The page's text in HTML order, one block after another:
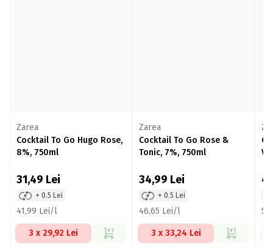
Zarea
Cocktail To Go Hugo Rose,
8%, 750ml
31,49 Lei
+ 0.5 Lei
41,99 Lei/l
3 x 29,92 Lei
Zarea
Cocktail To Go Rose &
Tonic, 7%, 750ml
34,99 Lei
+ 0.5 Lei
46,65 Lei/l
3 x 33,24 Lei